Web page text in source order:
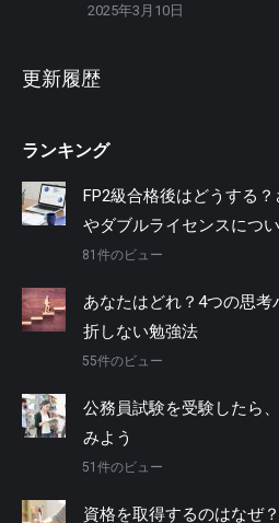
2025年3月10日
更新履歴
ランキング
FP2級合格後はどうする
やダブルライセンスにつ
81件のビュー
あなたはどれ？4つの思
折しない勉強法
55件のビュー
公務員試験を受験したら
みよう
51件のビュー
資格を取得するのはなぜ